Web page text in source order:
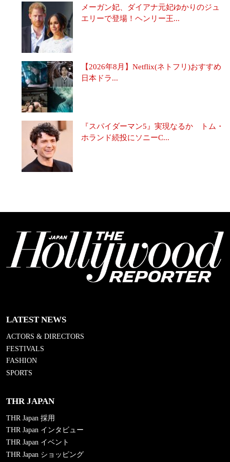
メーガン妃、ダイアナ元妃ゆかりのジュ
エリーで登場！ヘンリー王...
【2026年8月】Netflix(ネトフリ)おすすめ
日本ドラ...
『スパイダーマン5』実現なるか トム・
ホランド続投にソニーC...
LATEST NEWS
ACTORS & DIRECTORS
FESTIVALS
FASHION
SPORTS
THR JAPAN
THR Japan 採用
THR Japan インタビュー
THR Japan イベント
THR Japan ショッピング